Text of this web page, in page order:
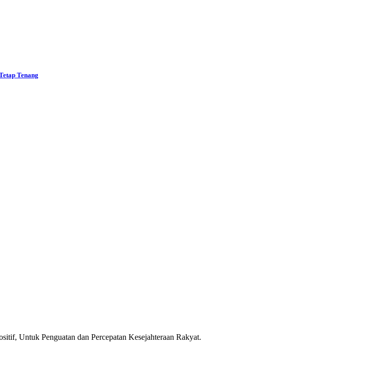
Tenang
Untuk Penguatan dan Percepatan Kesejahteraan Rakyat.